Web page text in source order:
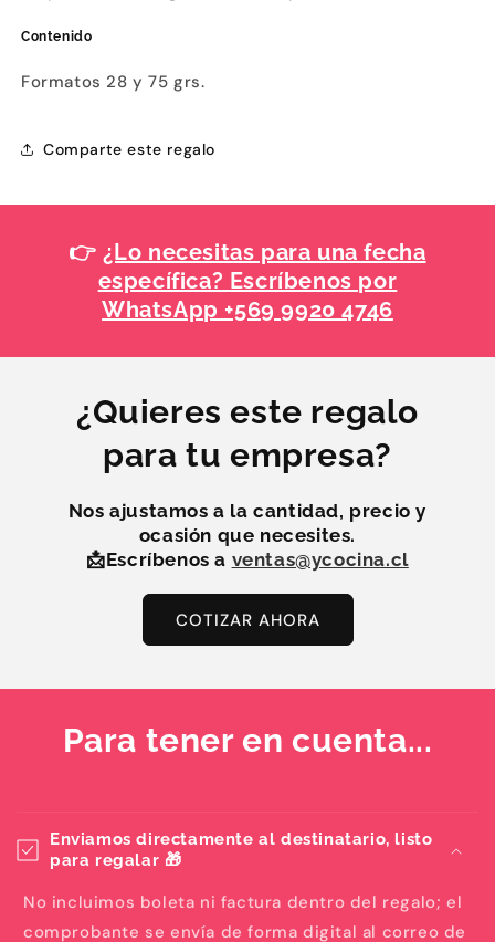
Contenido
Formatos 28 y 75 grs.
Comparte este regalo
👉 ¿Lo necesitas para una fecha
específica? Escríbenos por
WhatsApp +569 9920 4746
¿Quieres este regalo
para tu empresa?
Nos ajustamos a lacantidad, precio y
ocasión que necesites.
📩Escríbenos a ventas@ycocina.cl
COTIZAR AHORA
Para tener en cuenta...
Enviamos directamente al destinatario, listo
para regalar 🎁
No incluimos boleta ni factura dentro del regalo; el
comprobante se envía de forma digital al correo de